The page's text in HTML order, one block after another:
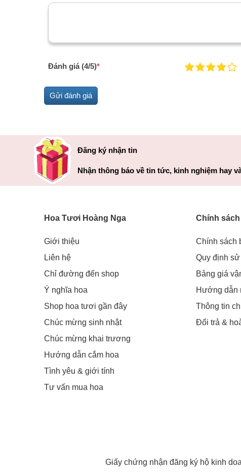
Đánh giá (4/5)*
Đăng ký nhận tin
Nhận thông báo về tin tức, kinh nghiệm hay
Hoa Tươi Hoàng Nga
Giới thiệu
Liên hệ
Chỉ đường đến shop
Ý nghĩa hoa
Shop hoa tươi gần đây
Chúc mừng sinh nhật
Chúc mừng khai trương
Hướng dẫn cắm hoa
Tình yêu & giới tính
Tư vấn mua hoa
Chính
Chính sách
Quy định
Bảng giá
Hướng dẫn
Thông tin
Đổi trả &
Giấy chứng nhận đăng ký hộ kinh